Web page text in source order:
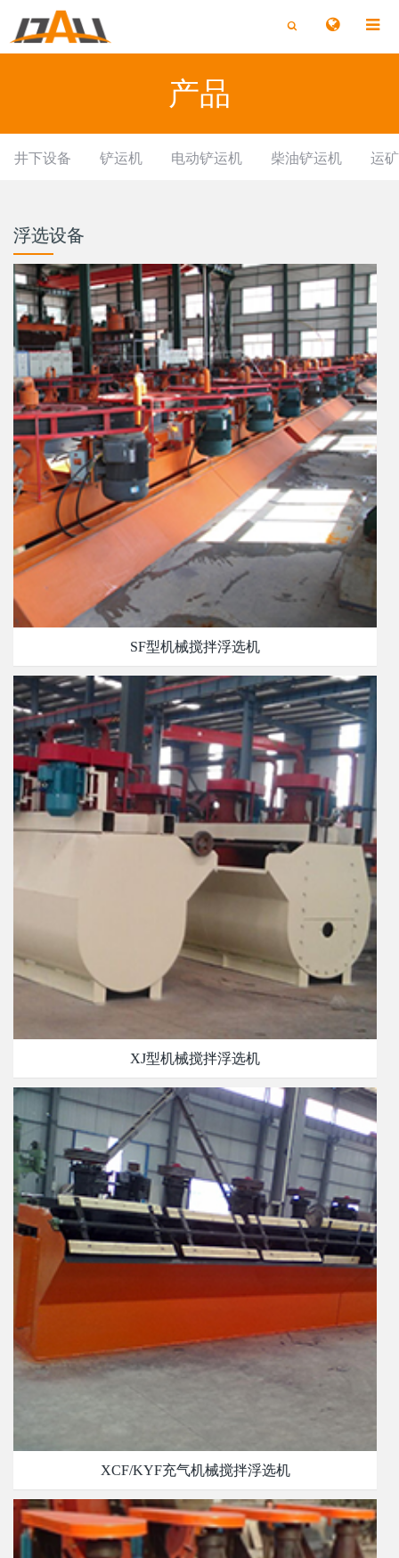
切
换
搜
切
换
产品
井下设备 铲运机 电动铲运机 柴油铲运机 运
浮选设备
SF型机械搅拌浮选机
XJ型机械搅拌浮选机
XCF/KYF充气机械搅拌浮选机